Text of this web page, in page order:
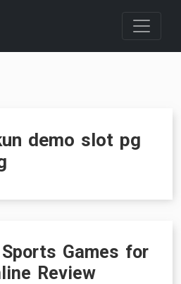
demo slot pg
Games for
Review